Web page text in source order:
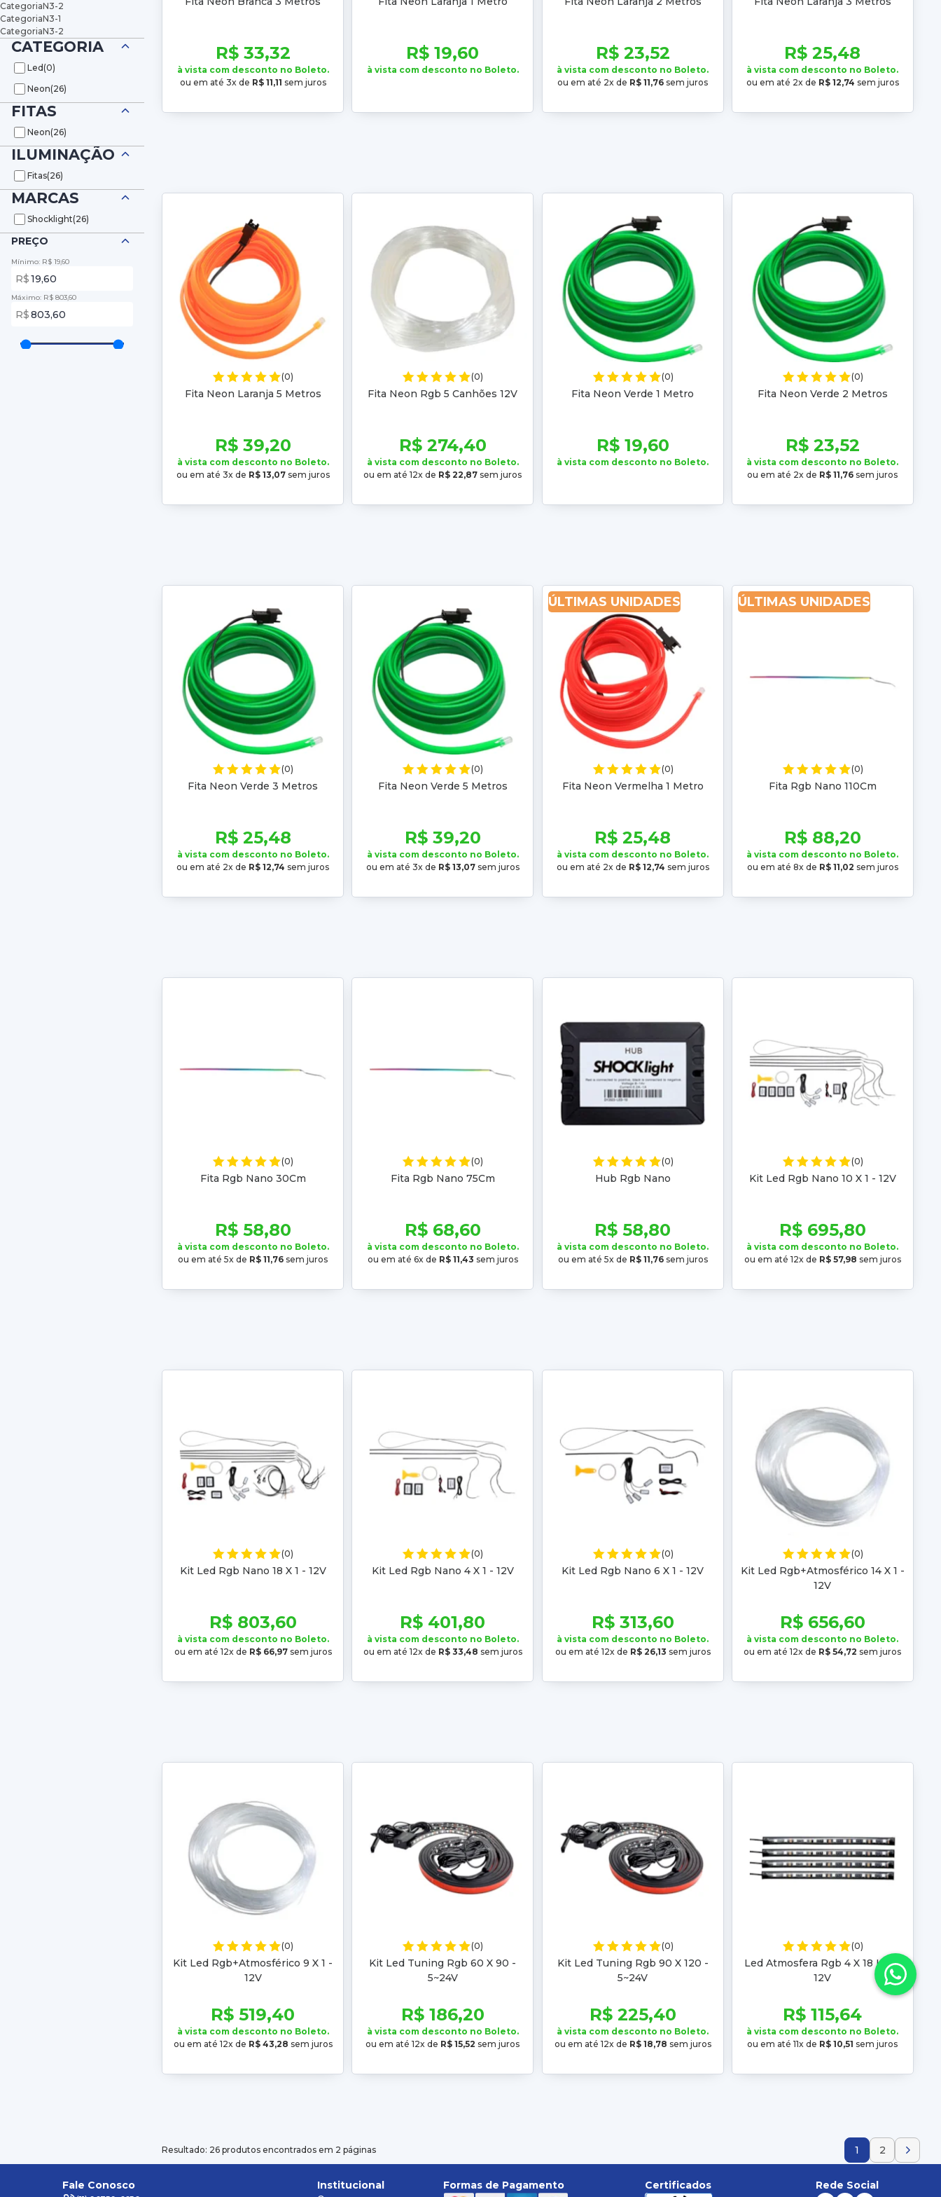
CategoriaN3-2
CategoriaN3-1
CategoriaN3-2
CATEGORIA
Led(0)
Neon(26)
FITAS
Neon(26)
ILUMINAÇÃO
Fitas(26)
MARCAS
Shocklight(26)
PREÇO
Mínimo: R$ 19,60
R$
Máximo: R$ 803,60
R$
R$ 33,32
à vista com desconto no Boleto.
ou em até 3x de R$ 11,11 sem juros
R$ 19,60
à vista com desconto no Boleto.
R$ 23,52
à vista com desconto no Boleto.
ou em até 2x de R$ 11,76 sem juros
R$ 25,48
à vista com desconto no Boleto.
ou em até 2x de R$ 12,74 sem juros
(0)
Fita Neon Laranja 5 Metros
R$ 39,20
à vista com desconto no Boleto.
ou em até 3x de R$ 13,07sem juros
(0)
Fita Neon Rgb 5 Canhões 12V
R$ 274,40
à vista com desconto no Boleto.
ou em até 12x de R$ 22,87 sem juros
(0)
Fita Neon Verde 1 Metro
R$ 19,60
à vista com desconto no Boleto.
(0)
Fita Neon Verde 2 Metros
R$ 23,52
à vista com desconto no Boleto.
ou em até 2x de R$ 11,76 sem juros
(0)
Fita Neon Verde 3 Metros
R$ 25,48
à vista com desconto no Boleto.
ou em até 2x de R$ 12,74 sem juros
(0)
Fita Neon Verde 5 Metros
R$ 39,20
à vista com desconto no Boleto.
ou em até 3x de R$ 13,07sem juros
ÚLTIMAS UNIDADES
(0)
Fita Neon Vermelha 1 Metro
R$ 25,48
à vista com desconto no Boleto.
ou em até 2x de R$ 12,74 sem juros
ÚLTIMAS UNIDADES
(0)
Fita Rgb Nano 110Cm
R$ 88,20
à vista com desconto no Boleto.
ou em até 8x de R$ 11,02 sem juros
(0)
Fita Rgb Nano 30Cm
R$ 58,80
à vista com desconto no Boleto.
ou em até 5x de R$ 11,76 sem juros
(0)
Fita Rgb Nano 75Cm
R$ 68,60
à vista com desconto no Boleto.
ou em até 6x de R$ 11,43 sem juros
(0)
Hub Rgb Nano
R$ 58,80
à vista com desconto no Boleto.
ou em até 5x de R$ 11,76sem juros
(0)
Kit Led Rgb Nano 10 X 1 - 12V
R$ 695,80
à vista com desconto no Boleto.
ou em até 12x de R$ 57,98 sem juros
(0)
Kit Led Rgb Nano 18 X 1 - 12V
R$ 803,60
à vista com desconto no Boleto.
ou em até 12x de R$ 66,97sem juros
(0)
Kit Led Rgb Nano 4 X 1 - 12V
R$ 401,80
à vista com desconto no Boleto.
ou em até 12x de R$ 33,48 sem juros
(0)
Kit Led Rgb Nano 6 X 1 - 12V
R$ 313,60
à vista com desconto no Boleto.
ou em até 12x de R$ 26,13 sem juros
(0)
Kit Led Rgb+Atmosférico 14 X 1 -
12V
R$ 656,60
à vista com desconto no Boleto.
ou em até 12x de R$ 54,72 sem juros
(0)
Kit Led Rgb+Atmosférico 9 X 1 -
12V
R$ 519,40
à vista com desconto no Boleto.
ou em até 12x de R$ 43,28 sem juros
(0)
Kit Led Tuning Rgb 60 X 90 -
5~24V
R$ 186,20
à vista com desconto no Boleto.
ou em até 12x de R$ 15,52 sem juros
(0)
Kit Led Tuning Rgb 90 X 120 -
5~24V
R$ 225,40
à vista com desconto no Boleto.
ou em até 12x de R$ 18,78 sem juros
(0)
Led Atmosfera Rgb 4 X 18 Leds
12V
R$ 115,64
à vista com desconto no Boleto.
ou em até 11x de R$ 10,51 sem juros
Resultado: 26 produtos encontrados em 2 páginas 1 2
Fale Conosco Institucional Formas de Pagamento Certificados Rede Social